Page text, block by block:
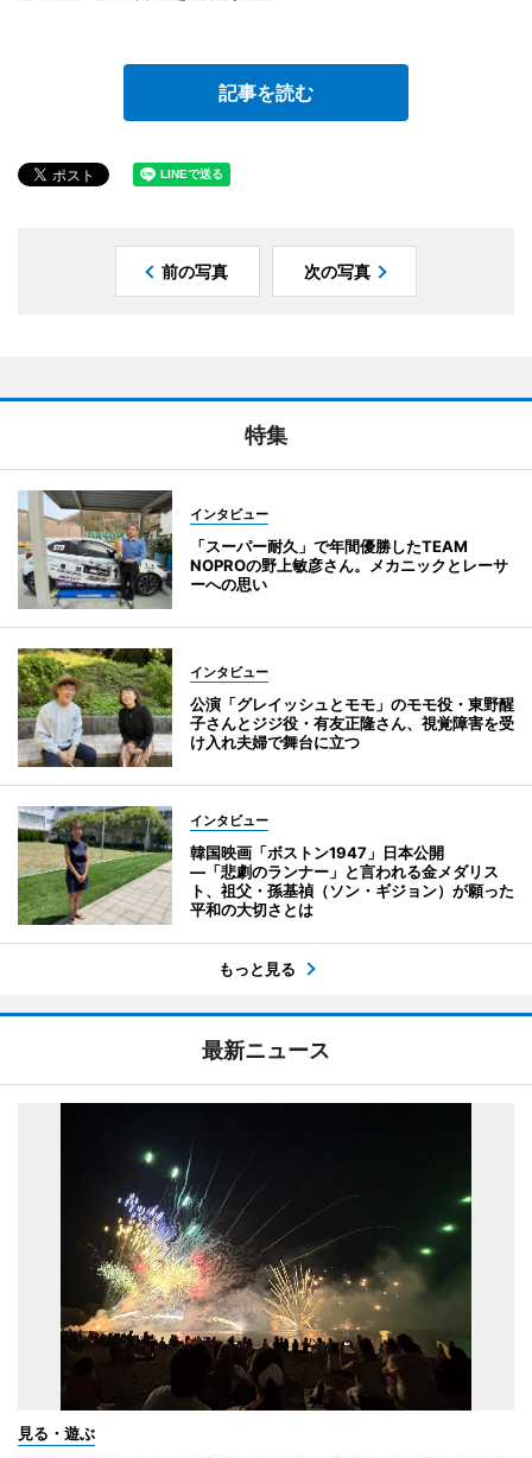
記事を読む
前の写真 次の写真
特集
インタビュー
「スーパー耐久」で年間優勝したTEAM
NOPROの野上敏彦さん。メカニックとレーサ
ーへの思い
インタビュー
公演「グレイッシュとモモ」のモモ役・東野醒
子さんとジジ役・有友正隆さん、視覚障害を受
け入れ夫婦で舞台に立つ
インタビュー
韓国映画「ボストン1947」日本公開
―「悲劇のランナー」と言われる金メダリス
ト、祖父・孫基禎（ソン・ギジョン）が願った
平和の大切さとは
もっと見る
最新ニュース
見る・遊ぶ